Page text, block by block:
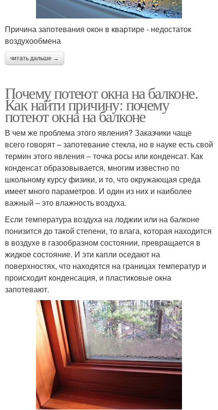
Причина запотевания окон в квартире - недостаток
воздухообмена
читать дальше →
Почему потеют окна на балконе.
Как найти причину: почему
потеют окна на балконе
В чем же проблема этого явления? Заказчики чаще
всего говорят – запотевание стекла, но в науке есть свой
термин этого явления – точка росы или конденсат. Как
конденсат образовывается, многим известно по
школьному курсу физики, и то, что окружающая среда
имеет много параметров. И один из них и наиболее
важный – это влажность воздуха.
Если температура воздуха на лоджии или на балконе
понизится до такой степени, то влага, которая находится
в воздухе в газообразном состоянии, превращается в
жидкое состояние. И эти капли оседают на
поверхностях, что находятся на границах температур и
происходит конденсация, и пластиковые окна
запотевают.